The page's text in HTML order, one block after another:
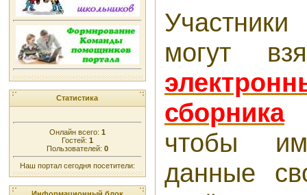
Статистика
Онлайн всего: 1
Гостей: 1
Пользователей: 0
Наш портал сегодня посетители:
могут
сборника
чтобы
данные